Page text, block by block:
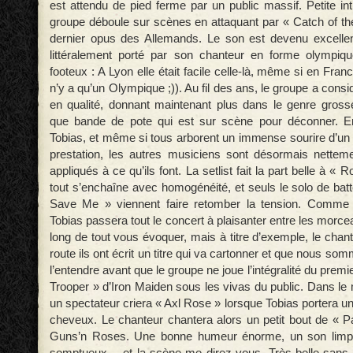
est attendu de pied ferme par un public massif. Petite
groupe déboule sur scènes en attaquant par « Catch of
dernier opus des Allemands. Le son est devenu
littéralement porté par son chanteur en forme
footeux : A Lyon elle était facile celle-là, même si en
n’y a qu’un Olympique ;)). Au fil des ans, le groupe a
en qualité, donnant maintenant plus dans le genre
que bande de pote qui est sur scène pour déconner.
Tobias, et même si tous arborent un immense sourire d’un
prestation, les autres musiciens sont désormais
appliqués à ce qu’ils font. La setlist fait la part belle à «
tout s’enchaîne avec homogénéité, et seuls le solo de
Save Me » viennent faire retomber la tension. Comme
Tobias passera tout le concert à plaisanter entre les
long de tout vous évoquer, mais à titre d’exemple, le
route ils ont écrit un titre qui va cartonner et que nous
l’entendre avant que le groupe ne joue l’intégralité du
Trooper » d’Iron Maiden sous les vivas du public. Dans le
un spectateur criera « Axl Rose » lorsque Tobias portera
cheveux. Le chanteur chantera alors un petit bout de «
Guns’n Roses. Une bonne humeur énorme, un son